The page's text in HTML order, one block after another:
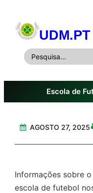
para
conteúdo
UDM.PT
P
s
s
a
Escola de
AGOSTO 27, 2025
Informações sobre
escola de futebol